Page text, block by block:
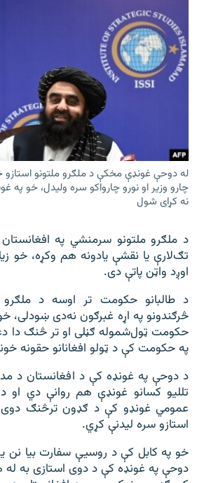
له دوحې غونډې مخکې د ملګرو ملتونو استازو
چارو وزیر او نورو چارواکو سره ولیدل، خو
نه کړای شول
د ملګرو ملتونو سرمنشي په
تګ‌لارې یا نقشې یادونه هم وکړه، خو
اوږد واټن پاتې دی.
د طالبانو حکومت تر اوسه د
څرګندونو په اړه غبرګون نه‌دی ښودلی،
حکومت ټول‌شموله ګڼلی او تر څنګ
په حکومت کې د ټولو افغانانو حقونه
د دوحې په غونډه کې د افغانستان د
تلليو کسانو غونډې هم روانې دي او
عمومي غونډو کې د ګډون ترڅنګ دوی د
استازو سره لیدنې کړي.
خو په کابل کې د روسیې سفارت بیا نن
دوحې په غونډه کې د دوی استازی به له